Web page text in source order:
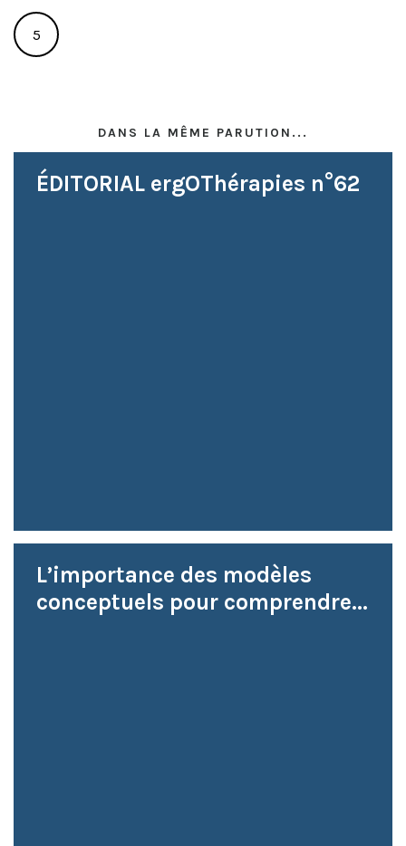
5
DANS LA MÊME PARUTION...
ÉDITORIAL ergOThérapies n°62
L’importance des modèles
conceptuels pour comprendre...